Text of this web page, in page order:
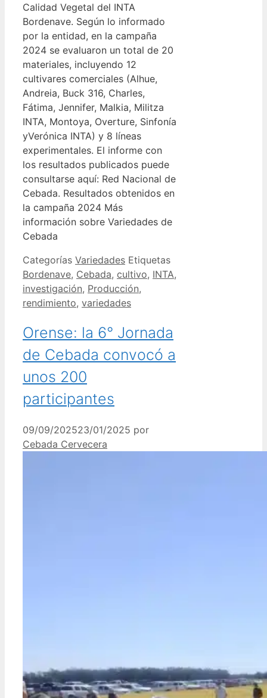
Calidad Vegetal del INTA
Bordenave. Según lo informado
por la entidad, en la campaña
2024 se evaluaron un total de 20
materiales, incluyendo 12
cultivares comerciales (Alhue,
Andreia, Buck 316, Charles,
Fátima, Jennifer, Malkia, Militza
INTA, Montoya, Overture, Sinfonía
yVerónica INTA) y 8 líneas
experimentales. El informe con
los resultados publicados puede
consultarse aquí: Red Nacional de
Cebada. Resultados obtenidos en
la campaña 2024 Más
información sobre Variedades de
Cebada
Categorías Variedades Etiquetas
Bordenave, Cebada, cultivo, INTA,
investigación, Producción,
rendimiento, variedades
Orense: la 6° Jornada
de Cebada convocó a
unos 200
participantes
09/09/202523/01/2025 por
Cebada Cervecera